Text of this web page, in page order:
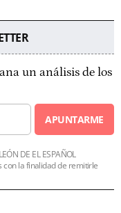
un análisis de los
APUNTARME
DE EL ESPAÑOL
con la finalidad de remitirle